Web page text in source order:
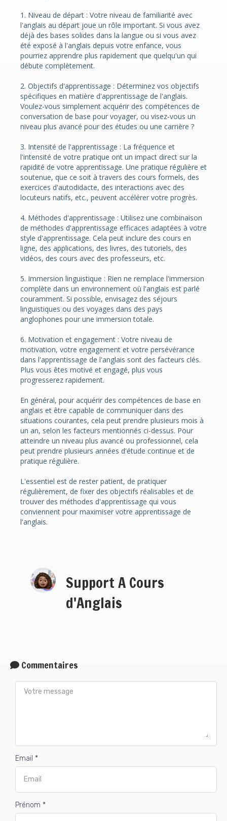
1. Niveau de départ : Votre niveau de familiarité avec
l'anglais au départ joue un rôle important. Si vous avez
déjà des bases solides dans la langue ou si vous avez
été exposé à l'anglais depuis votre enfance, vous
pourriez apprendre plus rapidement que quelqu'un qui
débute complètement.
2. Objectifs d'apprentissage : Déterminez vos objectifs
spécifiques en matière d'apprentissage de l'anglais.
Voulez-vous simplement acquérir des compétences de
conversation de base pour voyager, ou visez-vous un
niveau plus avancé pour des études ou une carrière ?
3. Intensité de l'apprentissage : La fréquence et
l'intensité de votre pratique ont un impact direct sur la
rapidité de votre apprentissage. Une pratique régulière et
soutenue, que ce soit à travers des cours formels, des
exercices d'autodidacte, des interactions avec des
locuteurs natifs, etc., peuvent accélérer votre progrès.
4. Méthodes d'apprentissage : Utilisez une combinaison
de méthodes d'apprentissage efficaces adaptées à votre
style d'apprentissage. Cela peut inclure des cours en
ligne, des applications, des livres, des tutoriels, des
vidéos, des cours avec des professeurs, etc.
5. Immersion linguistique : Rien ne remplace l'immersion
complète dans un environnement où l'anglais est parlé
couramment. Si possible, envisagez des séjours
linguistiques ou des voyages dans des pays
anglophones pour une immersion totale.
6. Motivation et engagement : Votre niveau de
motivation, votre engagement et votre persévérance
dans l'apprentissage de l'anglais sont des facteurs clés.
Plus vous êtes motivé et engagé, plus vous
progresserez rapidement.
En général, pour acquérir des compétences de base en
anglais et être capable de communiquer dans des
situations courantes, cela peut prendre plusieurs mois à
un an, selon les facteurs mentionnés ci-dessus. Pour
atteindre un niveau plus avancé ou professionnel, cela
peut prendre plusieurs années d'étude continue et de
pratique régulière.
L'essentiel est de rester patient, de pratiquer
régulièrement, de fixer des objectifs réalisables et de
trouver des méthodes d'apprentissage qui vous
conviennent pour maximiser votre apprentissage de
l'anglais.
Support A Cours
d'Anglais
Commentaires
Email *
Prénom *